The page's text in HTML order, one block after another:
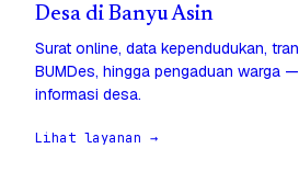
Desa di Banyu Asin
Surat online, data kependudukan,
BUMDes, hingga pengaduan warga
informasi desa.
Lihat layanan →